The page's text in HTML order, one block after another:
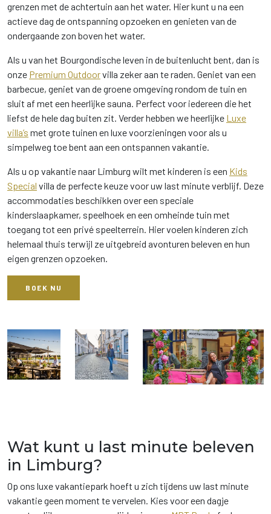
grenzen met de achtertuin aan het water. Hier kunt u na een
actieve dag de ontspanning opzoeken en genieten van de
ondergaande zon boven het water.
Als u van het Bourgondische leven in de buitenlucht bent, dan is
onze Premium Outdoorvilla zeker aan te raden. Geniet van een
barbecue, geniet van de groene omgeving rondom de tuin en
sluit af met een heerlijke sauna. Perfect voor iedereen die het
liefst de hele dag buiten zit. Verder hebben we heerlijke Luxe
villa’s met grote tuinen en luxe voorzieningen voor als u
simpelweg toe bent aan een ontspannen vakantie.
Als u op vakantie naar Limburg wilt met kinderen is een Kids
Special villa de perfecte keuze voor uw last minute verblijf. Deze
accommodaties beschikken over een speciale
kinderslaapkamer, speelhoek en een omheinde tuin met
toegang tot een privé speelterrein. Hier voelen kinderen zich
helemaal thuis terwijl ze uitgebreid avonturen beleven en hun
eigen grenzen opzoeken.
BOEK NU
Wat kunt u last minute beleven
in Limburg?
Op ons luxe vakantiepark hoeft u zich tijdens uw last minute
vakantie geen moment te vervelen. Kies voor een dagje